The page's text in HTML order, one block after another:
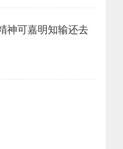
神可嘉明知输还去